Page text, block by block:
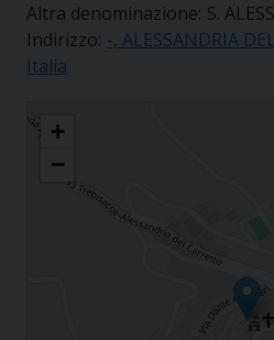
Altra denominazione: S.
Indirizzo: -, ALESSANDRIA
Italia
+
−